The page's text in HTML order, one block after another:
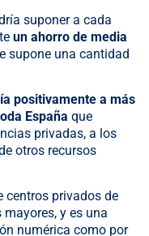
suponer a cada
un ahorro de media
supone una cantidad
positivamente a más
España que
privadas, a los
otros recursos
centros privados de
y es una
numérica como por